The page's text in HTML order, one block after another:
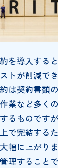
を導入する
トが削減で
は契約書類
業など多く
るものです
で完結する
幅に上がりま
理すること